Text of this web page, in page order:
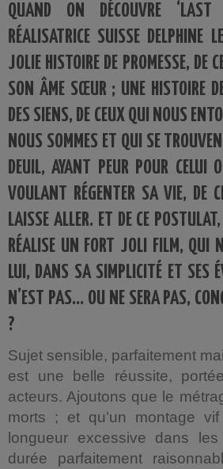
QUAND ON DÉCOUVRE
RÉALISATRICE SUISSE DELPHINE
JOLIE HISTOIRE DE PROMESSE, DE
SON ÂME SŒUR ; UNE HISTOIRE
DES SIENS, DE CEUX QUI NOUS
NOUS SOMMES ET QUI SE
DEUIL, AYANT PEUR POUR CELUI
VOULANT RÉGENTER SA VIE, DE
LAISSE ALLER. ET DE CE
RÉALISE UN FORT JOLI FILM, QUI
LUI, DANS SA SIMPLICITÉ ET SES
N’EST PAS… OU NE SERA PAS,
?
Sujet sensible, parfaitement
est une belle réussite,
acteurs. Ajoutons que le
morts ; et qu’un montage
longueur excessive dans
durée parfaitement